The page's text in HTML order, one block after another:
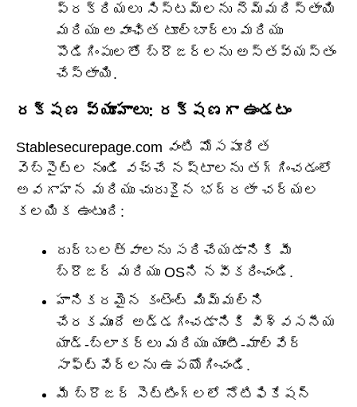
ప్రక్రియలు సిస్టమ్‌లను నెమ్మదిస్తాయి
మరియు అవాంఛిత టూల్‌బార్లు మరియు
పొడిగింపులతో బ్రౌజర్‌లను అస్తవ్యస్తం
చేస్తాయి.
రక్షణ వ్యూహాలు: రక్షణగా ఉండటం
Stablesecurepage.com వంటి మోసపూరిత
వెబ్‌సైట్‌ల నుండి వచ్చే నష్టాలను తగ్గించడంలో
అవగాహన మరియు చురుకైన భద్రతా చర్యల
కలయిక ఉంటుంది:
దుర్బలత్వాలను సరిచేయడానికి మీ
బ్రౌజర్ మరియు OSని నవీకరించండి.
హానికరమైన కంటెంట్ మిమ్మల్ని
చేరకముందే అడ్డగించడానికి విశ్వసనీయ
యాడ్-బ్లాకర్లు మరియు యాంటీ-మాల్వేర్
సాఫ్ట్‌వేర్‌లను ఉపయోగించండి.
మీ బ్రౌజర్ సెట్టింగ్‌లలో నోటిఫికేషన్